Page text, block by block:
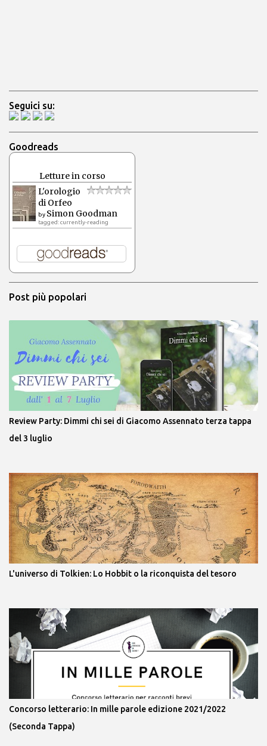
Seguici su:
Goodreads
Letture in corso
L'orologio
di Orfeo
by Simon Goodman
tagged: currently-reading
Post più popolari
Review Party: Dimmi chi sei di Giacomo Assennato terza tappa
del 3 luglio
L'universo di Tolkien: Lo Hobbit o la riconquista del tesoro
Concorso letterario: In mille parole edizione 2021/2022
(Seconda Tappa)